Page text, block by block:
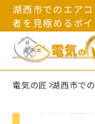
湖西市でのエア
者を見極めるポ
電気の匠 湖西市で